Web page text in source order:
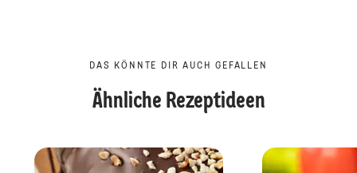
DAS KÖNNTE DIR AUCH GEFALLEN
Ähnliche Rezeptideen